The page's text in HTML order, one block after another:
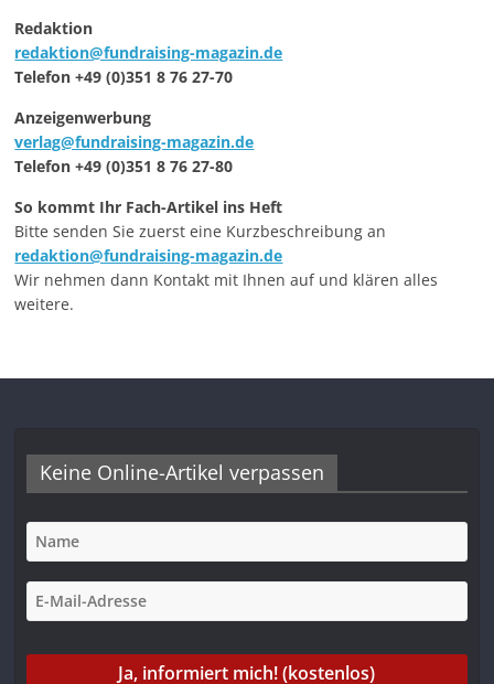
Redaktion
redaktion@fundraising-magazin.de
Telefon +49 (0)351 8 76 27-70
Anzeigenwerbung
verlag@fundraising-magazin.de
Telefon +49 (0)351 8 76 27-80
So kommt Ihr Fach-Artikel ins Heft
Bitte senden Sie zuerst eine Kurzbeschreibung an
redaktion@fundraising-magazin.de
Wir nehmen dann Kontakt mit Ihnen auf und klären alles
weitere.
Keine Online-Artikel verpassen